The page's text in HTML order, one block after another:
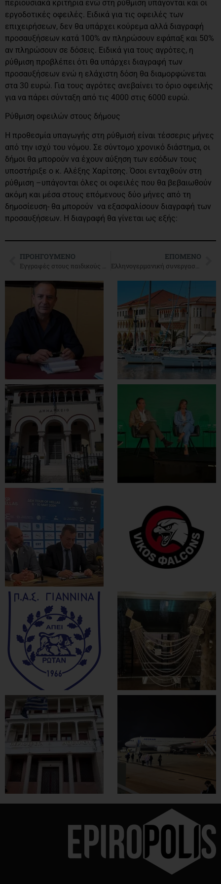
περιουσιακά κριτήρια ενώ στη ρύθμιση υπάγονται και οι
εργοδοτικές οφειλές. Ειδικά για τις οφειλές των
επιχειρήσεων, δεν θα υπάρχει κούρεμα αλλά διαγραφή
προσαυξήσεων κατά 100% αν πληρώσουν εφάπαξ και 50%
αν πληρώσουν σε δόσεις. Ειδικά για τους αγρότες, η
ρύθμιση προβλέπει ότι θα υπάρχει διαγραφή των
προσαυξήσεων ενώ η ελάχιστη δόση θα διαμορφώνεται
στα 30 ευρώ. Για τους αγρότες ανεβαίνει το όριο οφειλής
για να πάρει σύνταξη από τις 4000 στις 6000 ευρώ.
Ρύθμιση οφειλών στους δήμους
Η προθεσμία υπαγωγής στη ρύθμισή είναι τέσσερις μήνες
από την ισχύ του νόμου. Σε σύντομο χρονικό διάστημα, οι
δήμοι θα μπορούν να έχουν αύξηση των εσόδων τους
υποστήριξε ο κ. Αλέξης Χαρίτσης. Όσοι ενταχθούν στη
ρύθμιση –υπάγονται όλες οι οφειλές που θα βεβαιωθούν
ακόμη και μέσα στους επόμενους δύο μήνες από τη
δημοσίευση- θα μπορούν να εξασφαλίσουν διαγραφή των
προσαυξήσεων. Η διαγραφή θα γίνεται ως εξής:
ΠΡΟΗΓΟΎΜΕΝΟ
Εγγραφές στους παιδικούς σταθμούς
ΕΠΌΜΕΝΟ
Ελληνογερμανική συνεργασία στον αγροδιατροφικό τομέα